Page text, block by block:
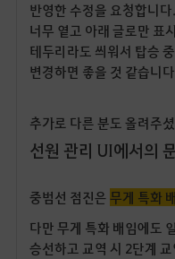
반영한 수정을 요청합니
너무 옅고 아래 글로만 표
테두리라도 씌워서 탑승
변경하면 좋을 것 같습니
추가로 다른 분도 올려주
선원 관리 UI에서의
중범선 점진은 무게 특화 배
다만 무게 특화 배임에도
승선하고 교역 시 2단계